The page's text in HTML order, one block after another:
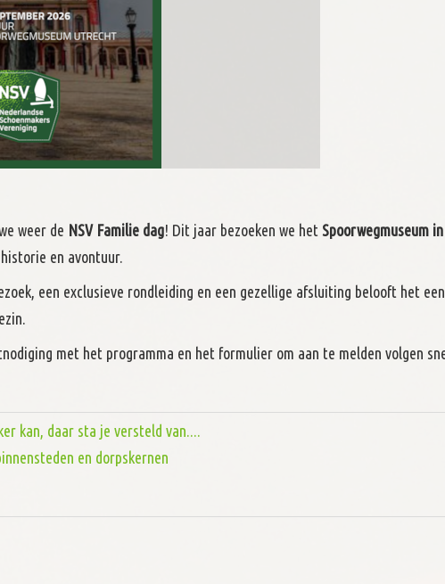
weer de NSV Familie dag! Dit jaar bezoeken we het Spoorwegmuseum in
en avontuur.
een exclusieve rondleiding en een gezellige afsluiting belooft het een
met het programma en het formulier om aan te melden volgen
kan, daar sta je versteld van....
en dorpskernen